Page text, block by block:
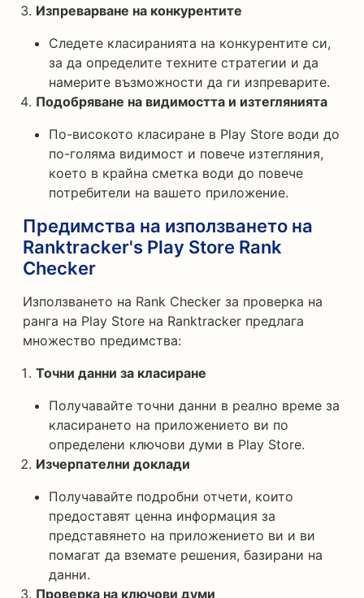
Изпреварване на конкурентите
Следете класиранията на конкурентите си,
за да определите техните стратегии и да
намерите възможности да ги изпреварите.
Подобряване на видимостта и изтеглянията
По-високото класиране в Play Store води до
по-голяма видимост и повече изтегляния,
което в крайна сметка води до повече
потребители на вашето приложение.
Предимства на използването на
Ranktracker's Play Store Rank
Checker
Използването на Rank Checker за проверка на
ранга на Play Store на Ranktracker предлага
множество предимства:
Точни данни за класиране
Получавайте точни данни в реално време за
класирането на приложението ви по
определени ключови думи в Play Store.
Изчерпателни доклади
Получавайте подробни отчети, които
предоставят ценна информация за
представянето на приложението ви и ви
помагат да вземате решения, базирани на
данни.
Проверка на ключови думи